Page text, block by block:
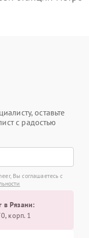
оставьте
с радостью
Вы соглашаетесь с
в Рязани:
корп. 1